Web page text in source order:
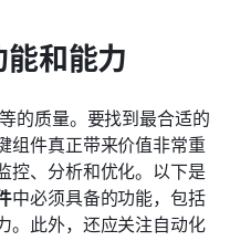
和能力
的质量。要找到最合适的
组件真正带来价值非常重
控、分析和优化。以下是
中必须具备的功能，包括
。此外，还应关注自动化